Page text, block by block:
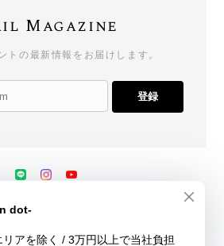
Magazine
トの最新情報をお届けします。
登録
ー 特定商取引法に基づく表記